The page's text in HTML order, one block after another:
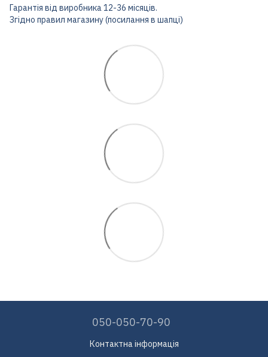
Гарантія від виробника 12-36 місяців.
Згідно правил магазину (посилання в шапці)
050-050-70-90
Контактна інформація